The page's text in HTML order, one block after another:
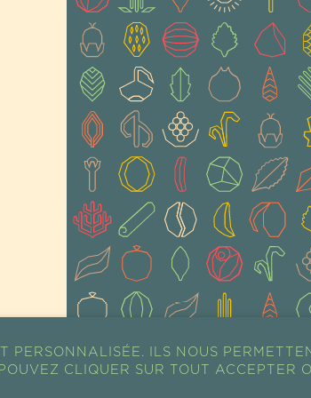
PERSONNALISÉE. ILS NOUS
CLIQUER SUR TOUT ACCEPTER